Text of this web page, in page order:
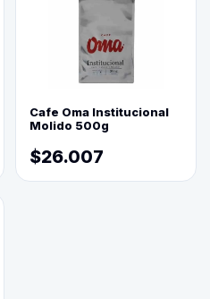
Cafe Oma Institucional
Molido 500g
$26.007